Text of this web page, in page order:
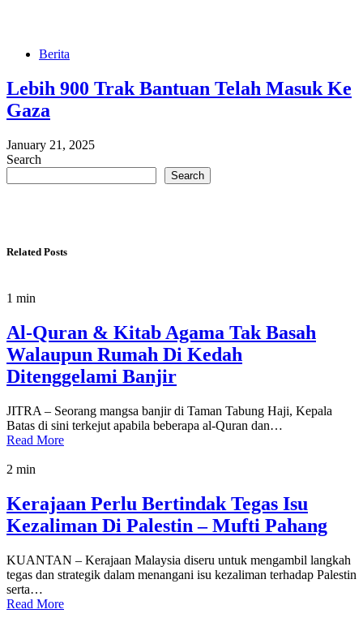
Berita
Lebih 900 Trak Bantuan Telah Masuk Ke
Gaza
January 21, 2025
Search
Search
Related Posts
1 min
Al-Quran & Kitab Agama Tak Basah
Walaupun Rumah Di Kedah
Ditenggelami Banjir
JITRA – Seorang mangsa banjir di Taman Tabung Haji, Kepala
Batas di sini terkejut apabila beberapa al-Quran dan…
Read More
2 min
Kerajaan Perlu Bertindak Tegas Isu
Kezaliman Di Palestin – Mufti Pahang
KUANTAN – Kerajaan Malaysia diseru untuk mengambil langkah
tegas dan strategik dalam menangani isu kezaliman terhadap Palestin
serta…
Read More